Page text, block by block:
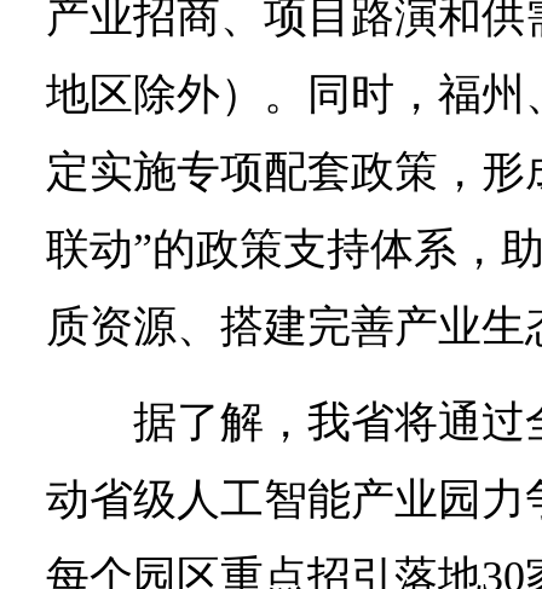
产业招商、项目路演和
地区除外）。同时，福
定实施专项配套政策，形
联动”的政策支持体系，
质资源、搭建完善产业生
据了解，我省将通
动省级人工智能产业园力
每个园区重点招引落地